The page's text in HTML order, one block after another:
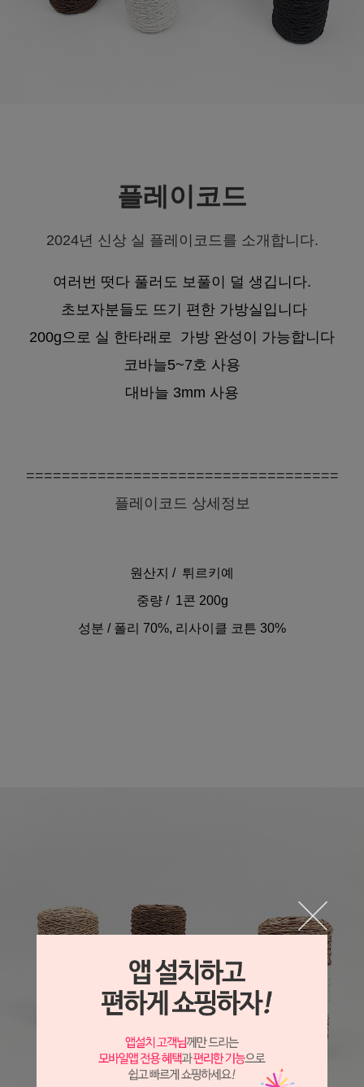
플레이코드
2024년 신상 실 플레이코드를 소개합니다.
여러번 떳다 풀러도 보풀이 덜 생깁니다.
초보자분들도 뜨기 편한 가방실입니다
200g으로 실 한타래로 가방 완성이 가능합니다
코바늘5~7호 사용
대바늘 3mm 사용
===================================
플레이코드 상세정보
원산지 / 튀르키예
중량 / 1콘 200g
성분 / 폴리 70%, 리사이클 코튼 30%